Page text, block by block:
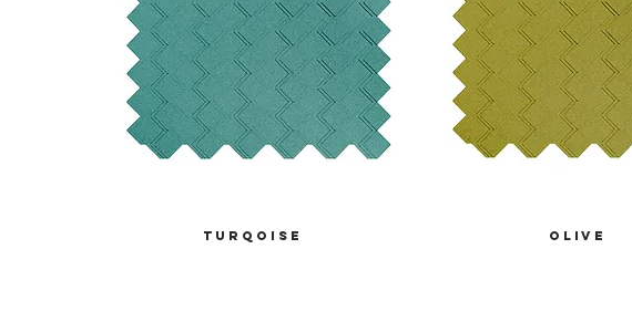
turqoise olive